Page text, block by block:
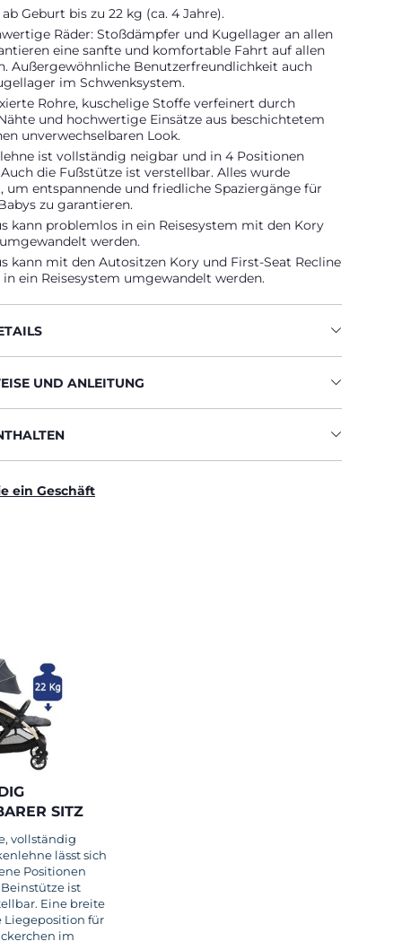
Geburt bis zu 22 kg (ca. 4 Jahre).
Räder: Stoßdämpfer und Kugellager an allen
eine sanfte und komfortable Fahrt auf allen
Außergewöhnliche Benutzerfreundlichkeit auch
im Schwenksystem.
Rohre, kuschelige Stoffe verfeinert durch
und hochwertige Einsätze aus beschichtetem
unverwechselbaren Look.
ist vollständig neigbar und in 4 Positionen
die Fußstütze ist verstellbar. Alles wurde
um entspannende und friedliche Spaziergänge für
zu garantieren.
kann problemlos in ein Reisesystem mit den Kory
werden.
kann mit den Autositzen Kory und First-Seat Recline
ein Reisesystem umgewandelt werden.
UND ANLEITUNG
ein Geschäft
SITZ
vollständig
lässt sich
Positionen
ist
Eine breite
für
im